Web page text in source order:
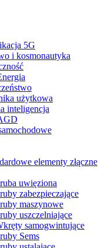
5G
i kosmonautyka
użytkowa
inteligencja
elementy złączne
uwięziona
zabezpieczające
maszynowe
uszczelniające
samogwintujące
Sems